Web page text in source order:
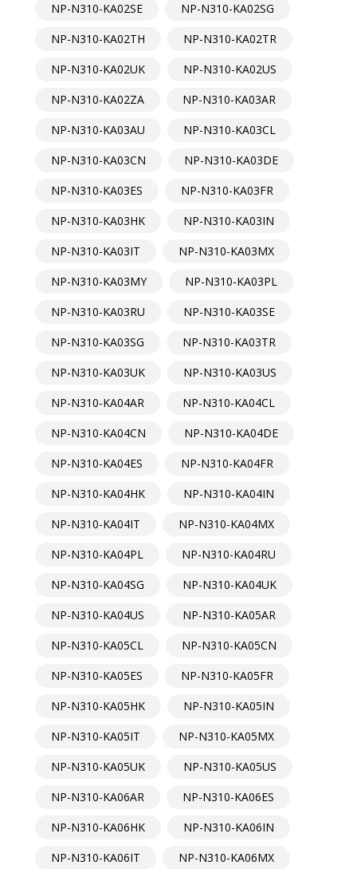
NP-N310-KA02SE
NP-N310-KA02SG
NP-N310-KA02TH
NP-N310-KA02TR
NP-N310-KA02UK
NP-N310-KA02US
NP-N310-KA02ZA
NP-N310-KA03AR
NP-N310-KA03AU
NP-N310-KA03CL
NP-N310-KA03CN
NP-N310-KA03DE
NP-N310-KA03ES
NP-N310-KA03FR
NP-N310-KA03HK
NP-N310-KA03IN
NP-N310-KA03IT
NP-N310-KA03MX
NP-N310-KA03MY
NP-N310-KA03PL
NP-N310-KA03RU
NP-N310-KA03SE
NP-N310-KA03SG
NP-N310-KA03TR
NP-N310-KA03UK
NP-N310-KA03US
NP-N310-KA04AR
NP-N310-KA04CL
NP-N310-KA04CN
NP-N310-KA04DE
NP-N310-KA04ES
NP-N310-KA04FR
NP-N310-KA04HK
NP-N310-KA04IN
NP-N310-KA04IT
NP-N310-KA04MX
NP-N310-KA04PL
NP-N310-KA04RU
NP-N310-KA04SG
NP-N310-KA04UK
NP-N310-KA04US
NP-N310-KA05AR
NP-N310-KA05CL
NP-N310-KA05CN
NP-N310-KA05ES
NP-N310-KA05FR
NP-N310-KA05HK
NP-N310-KA05IN
NP-N310-KA05IT
NP-N310-KA05MX
NP-N310-KA05UK
NP-N310-KA05US
NP-N310-KA06AR
NP-N310-KA06ES
NP-N310-KA06HK
NP-N310-KA06IN
NP-N310-KA06IT
NP-N310-KA06MX